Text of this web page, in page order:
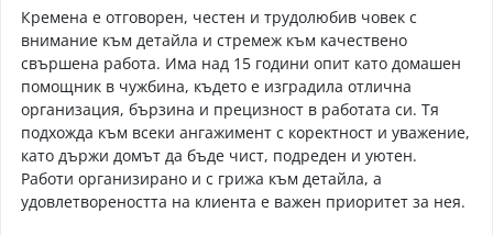
Кремена е отговорен, честен и трудолюбив човек с
внимание към детайла и стремеж към качествено
свършена работа. Има над 15 години опит като домашен
помощник в чужбина, където е изградила отлична
организация, бързина и прецизност в работата си. Тя
подхожда към всеки ангажимент с коректност и уважение,
като държи домът да бъде чист, подреден и уютен.
Работи организирано и с грижа към детайла, а
удовлетвореността на клиента е важен приоритет за нея.